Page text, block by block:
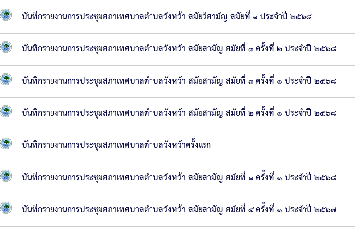
ช่าง
กอง
การ
ศึกษา
กอง
สา
ธารณ
สุขฯ
หน่วย
ตรวจ
สอบ
ภายใน
บันทึกรายงานการประชุมสภาเทศบาลตำบลวังหว้า สมัยวิสามัญ สมัยที่ ๑ ประจำปี ๒๕๖๘
บันทึกรายงานการประชุมสภาเทศบาลตำบลวังหว้า สมัยสามัญ สมัยที่ ๓ ครั้งที่ ๒ ประจำปี ๒๕๖๘
บันทึกรายงานการประชุมสภาเทศบาลตำบลวังหว้า สมัยสามัญ สมัยที่ ๓ ครั้งที่ ๑ ประจำปี ๒๕๖๘
บันทึกรายงานการประชุมสภาเทศบาลตำบลวังหว้า สมัยสามัญ สมัยที่ ๒ ครั้งที่ ๑ ประจำปี ๒๕๖๘
บันทึกรายงานการประชุมสภาเทศบาลตำบลวังหว้าครั้งแรก
บันทึกรายงานการประชุมสภาเทศบาลตำบลวังหว้า สมัยสามัญ สมัยที่ ๑ ครั้งที่ ๑ ประจำปี ๒๕๖๘
บันทึกรายงานการประชุมสภาเทศบาลตำบลวังหว้า สมัยสามัญ สมัยที่ ๔ ครั้งที่ ๑ ประจำปี ๒๕๖๗